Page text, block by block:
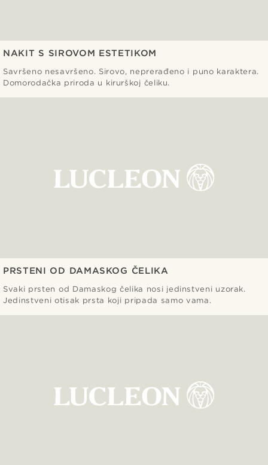
NAKIT S SIROVOM ESTETIKOM
Savršeno nesavršeno. Sirovo, neprerađeno i puno karaktera.
Domorodačka priroda u kirurškoj čeliku.
PRSTENI OD DAMASKOG ČELIKA
Svaki prsten od Damaskog čelika nosi jedinstveni uzorak.
Jedinstveni otisak prsta koji pripada samo vama.